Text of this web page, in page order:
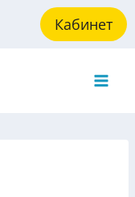
Кабинет